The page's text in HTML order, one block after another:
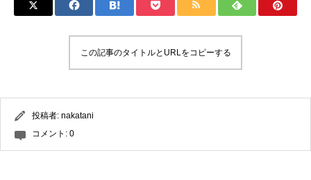
この記事のタイトルとURLをコピーする
投稿者: nakatani
コメント: 0